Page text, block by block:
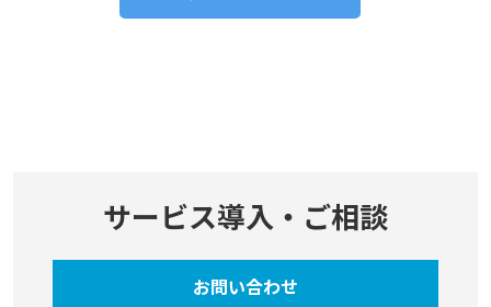
サービス導入・ご相談
お問い合わせ